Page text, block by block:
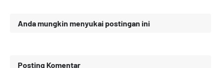
Anda mungkin menyukai postingan ini
Posting Komentar